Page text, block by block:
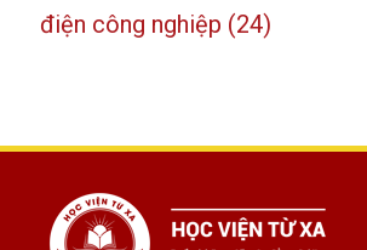
điện công nghiệp (24)